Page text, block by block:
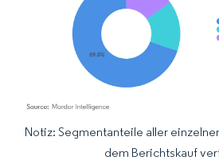
Bild © Mordor Intelligence.
Notiz: Segmentanteile aller
dem Berichtskauf